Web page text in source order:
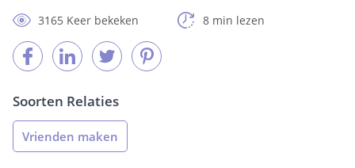
3165 Keer bekeken
8 min lezen
Soorten Relaties
Vrienden maken